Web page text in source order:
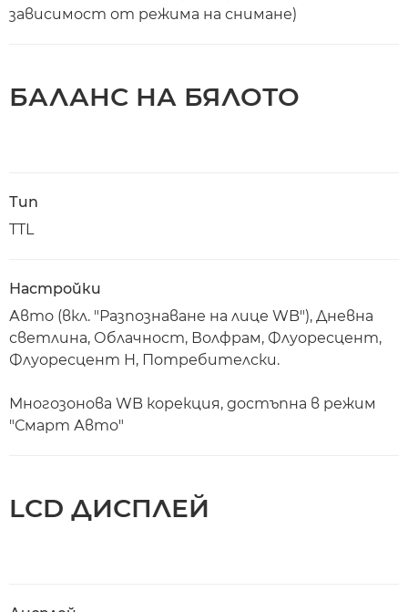
зависимост от режима на снимане)
БАЛАНС НА БЯЛОТО
Тип
TTL
Настройки
Авто (вкл. "Разпознаване на лице WB"), Дневна
светлина, Облачност, Волфрам, Флуоресцент,
Флуоресцент H, Потребителски.
Многозонова WB корекция, достъпна в режим
"Смарт Авто"
LCD ДИСПЛЕЙ